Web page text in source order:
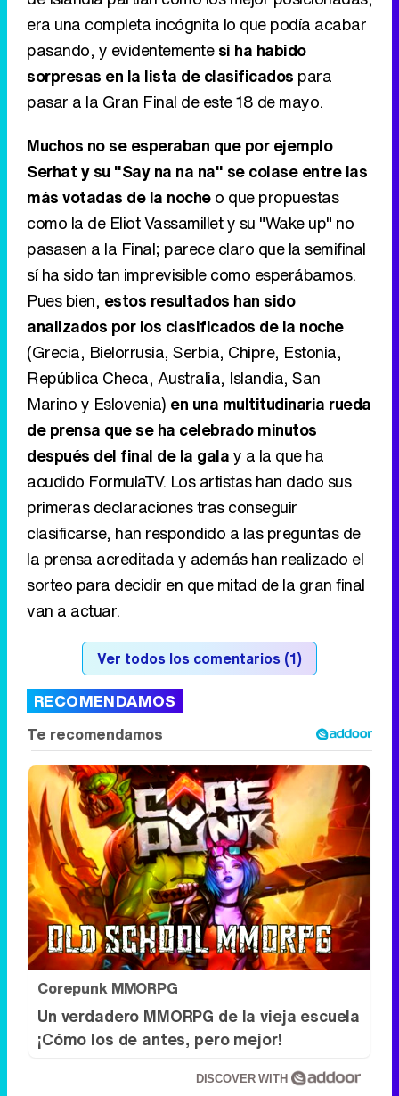
era una completa incógnita lo que podía acabar
pasando, y evidentementesí ha habido
sorpresas en la lista de clasificados para
pasar a la Gran Final de este 18 de mayo.
Muchos no se esperaban que por ejemplo
Serhat y su "Say na na na" se colase entre las
más votadas de la nocheo que propuestas
como la de Eliot Vassamillet y su "Wake up" no
pasasen a la Final; parece claro que la semifinal
sí ha sido tan imprevisible como esperábamos.
Pues bien, estos resultados han sido
analizados por los clasificados de la noche
(Grecia, Bielorrusia, Serbia, Chipre, Estonia,
República Checa, Australia, Islandia, San
Marino y Eslovenia) en una multitudinaria rueda
de prensa que se ha celebrado minutos
después del final de la galay a la que ha
acudido FormulaTV. Los artistas han dado sus
primeras declaraciones tras conseguir
clasificarse, han respondido a las preguntas de
la prensa acreditada y además han realizado el
sorteo para decidir en que mitad de la gran final
van a actuar.
Ver todos los comentarios (1)
RECOMENDAMOS
Corepunk MMORPG
Un verdadero MMORPG de la vieja escuela
¡Cómo los de antes, pero mejor!
DISCOVER WITH